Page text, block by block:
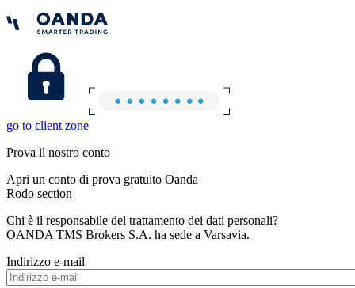
go to client zone
Prova il nostro conto
Apri un conto di prova gratuito Oanda
Rodo section
Chi è il responsabile del trattamento dei dati personali?
OANDA TMS Brokers S.A. ha sede a Varsavia.
Indirizzo e-mail